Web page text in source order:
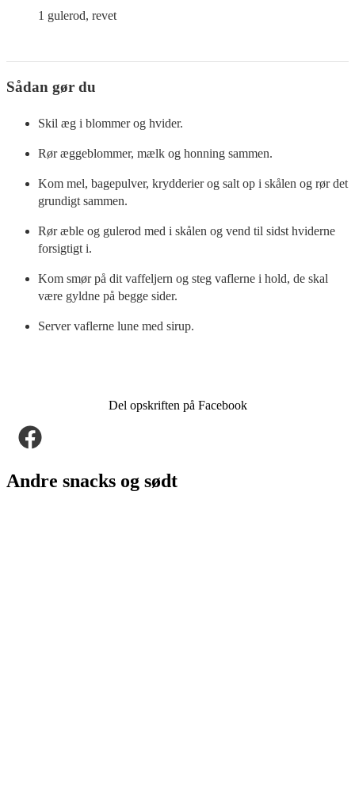
1 gulerod, revet
Sådan gør du
Skil æg i blommer og hvider.
Rør æggeblommer, mælk og honning sammen.
Kom mel, bagepulver, krydderier og salt op i skålen og rør det
grundigt sammen.
Rør æble og gulerod med i skålen og vend til sidst hviderne
forsigtigt i.
Kom smør på dit vaffeljern og steg vaflerne i hold, de skal
være gyldne på begge sider.
Server vaflerne lune med sirup.
Del opskriften på Facebook
Andre snacks og sødt